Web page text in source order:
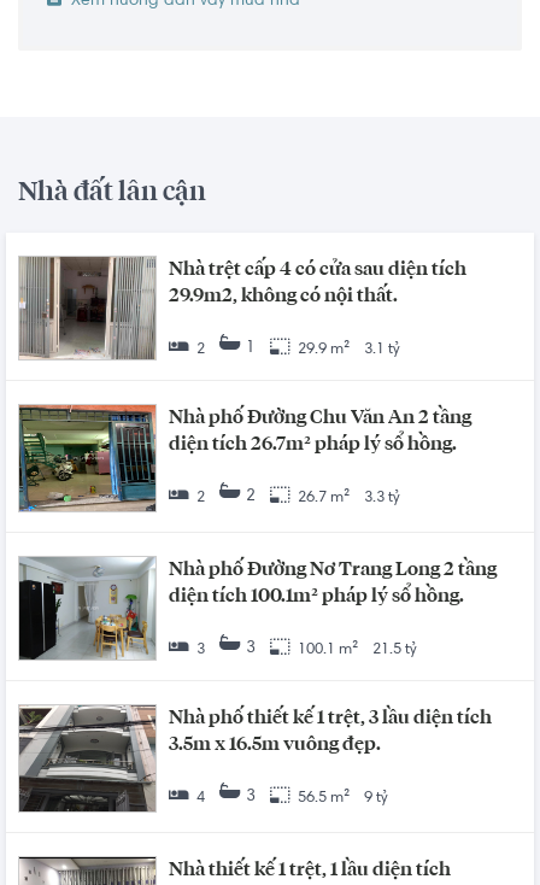
Nhà đất lân cận
Nhà trệt cấp 4 có cửa sau diện tích
29.9m2, không có nội thất.
2 1 29.9 m² 3.1 tỷ
Nhà phố Đường Chu Văn An 2 tầng
diện tích 26.7m² pháp lý sổ hồng.
2 2 26.7 m² 3.3 tỷ
Nhà phố Đường Nơ Trang Long 2 tầng
diện tích 100.1m² pháp lý sổ hồng.
3 3 100.1 m² 21.5 tỷ
Nhà phố thiết kế 1 trệt, 3 lầu diện tích
3.5m x 16.5m vuông đẹp.
4 3 56.5 m² 9 tỷ
Nhà thiết kế 1 trệt, 1 lầu diện tích